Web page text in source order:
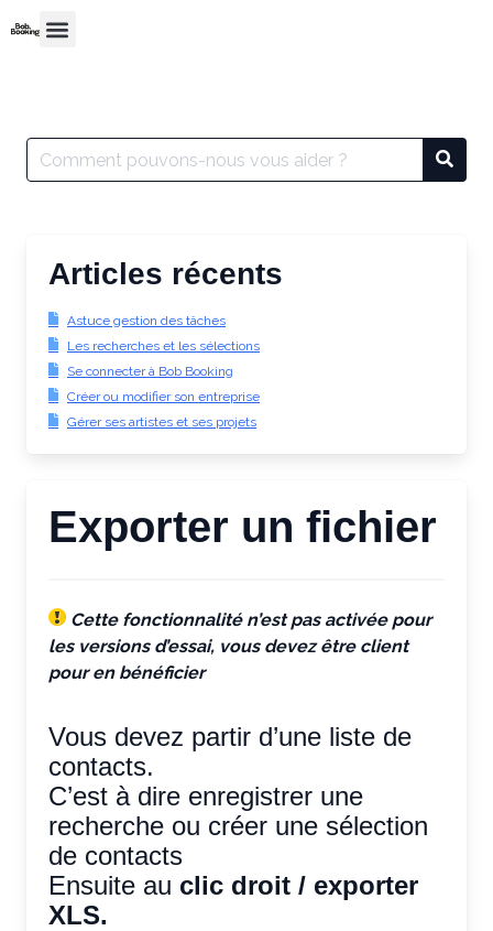
Articles récents
Astuce gestion des tâches
Les recherches et les sélections
Se connecter à Bob Booking
Créer ou modifier son entreprise
Gérer ses artistes et ses projets
Exporter un fichier
Cette fonctionnalité n’est pas activée pour
les versions d’essai, vous devez être client
pour en bénéficier
Vous devez partir d’une liste de
contacts.
C’est à dire enregistrer une
recherche ou créer une sélection
de contacts
Ensuite au clic droit / exporter
XLS.